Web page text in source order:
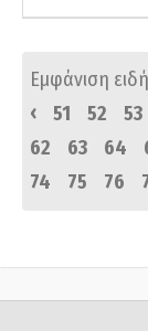
Εμφάνιση
‹
51 52 53
62
63 64
74
75 76